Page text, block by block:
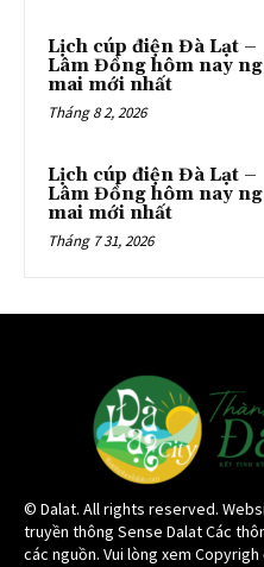
Lịch cúp điện Đà Lạt –
Lâm Đồng hôm nay
mai mới nhất
Tháng 8 2, 2026
Lịch cúp điện Đà Lạt –
Lâm Đồng hôm nay
mai mới nhất
Tháng 7 31, 2026
© Dalat. All rights reserved.
truyền thông Sense Dalat Các
các nguồn. Vui lòng xem